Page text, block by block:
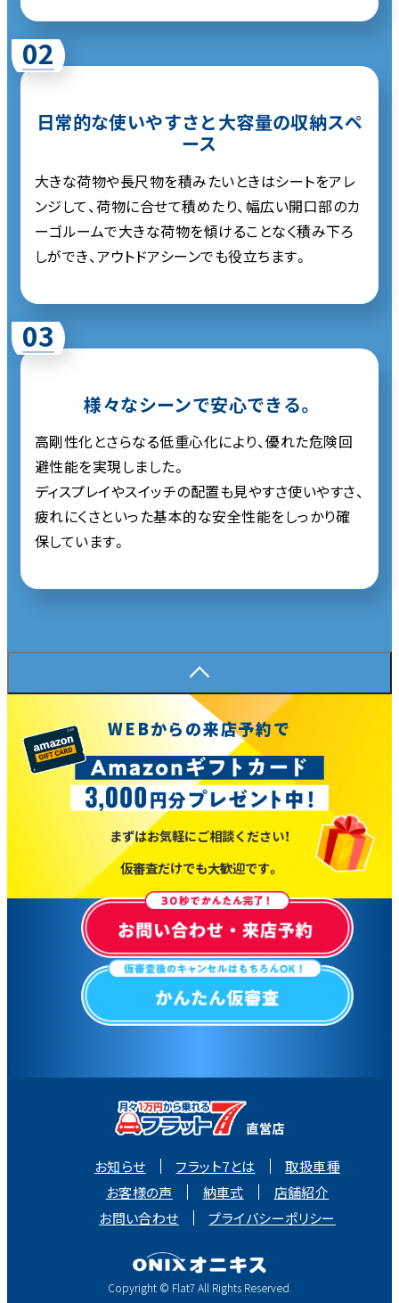
02
日常的な使いやすさと大容量の収納スペ
ース
大きな荷物や長尺物を積みたいときはシートをアレ
ンジして、荷物に合せて積めたり、幅広い開口部のカ
ーゴルームで大きな荷物を傾けることなく積み下ろ
しができ、アウトドアシーンでも役立ちます。
03
様々なシーンで安心できる。
高剛性化とさらなる低重心化により、優れた危険回
避性能を実現しました。
ディスプレイやスイッチの配置も見やすさ使いやすさ、
疲れにくさといった基本的な安全性能をしっかり確
保しています。
WEBからの来店予約で
まずはお気軽にご相談ください！
仮審査だけでも大歓迎です。
お知らせ フラット7とは
取扱車種
お客様の声
納車式
店舗紹介
お問い合わせ
プライバシーポリシー
Copyright © Flat7 All Rights Reserved.